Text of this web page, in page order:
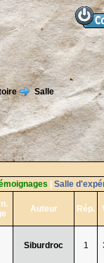
Salle
Salle
Auteur Rép.
Siburdroc 1